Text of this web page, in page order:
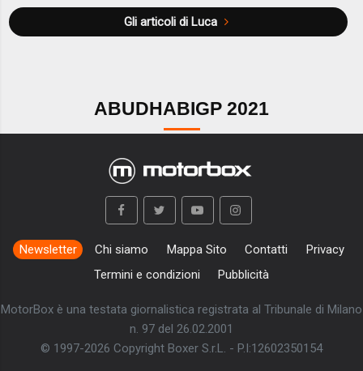
Gli articoli di Luca
ABUDHABIGP 2021
Newsletter Chi siamo Mappa Sito Contatti
Privacy
Termini e condizioni
Pubblicità
MotorBox è una testata giornalistica registrata al Tribunale di Milano
n. 97 del 26.02.2001
© 1997-2026 Copyright Boxer S.r.L. - P.I:12602350154